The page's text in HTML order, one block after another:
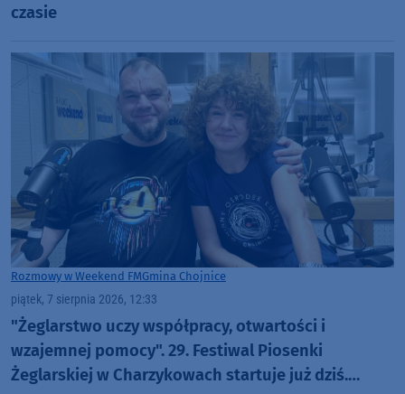
czasie
Rozmowy w Weekend FMGmina Chojnice
piątek, 7 sierpnia 2026, 12:33
"Żeglarstwo uczy współpracy, otwartości i
wzajemnej pomocy". 29. Festiwal Piosenki
Żeglarskiej w Charzykowach startuje już dziś.